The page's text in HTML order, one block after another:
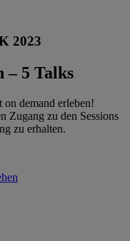
2023
– 5 Talks
demand erleben!
Zugang zu den Sessions
zu erhalten.